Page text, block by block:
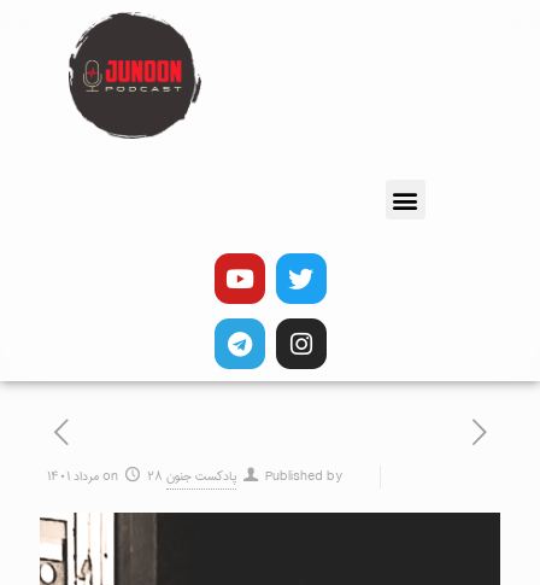
Published by پادکست جنون on ۲۸ مرداد ۱۴۰۱